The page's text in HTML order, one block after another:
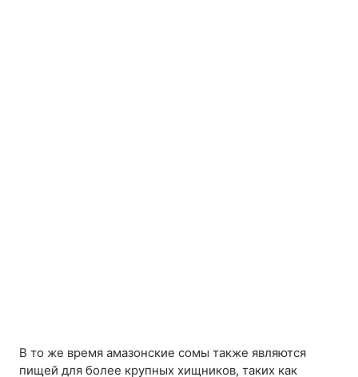
В то же время амазонские сомы также являются
пищей для более крупных хищников, таких как